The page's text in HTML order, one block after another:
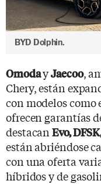
BYD Dolphin.
OmodayJaecoo,
Chery, están
con modelos como
ofrecen garantías
destacanEvo,
están abriéndose
con una oferta
híbridos y de